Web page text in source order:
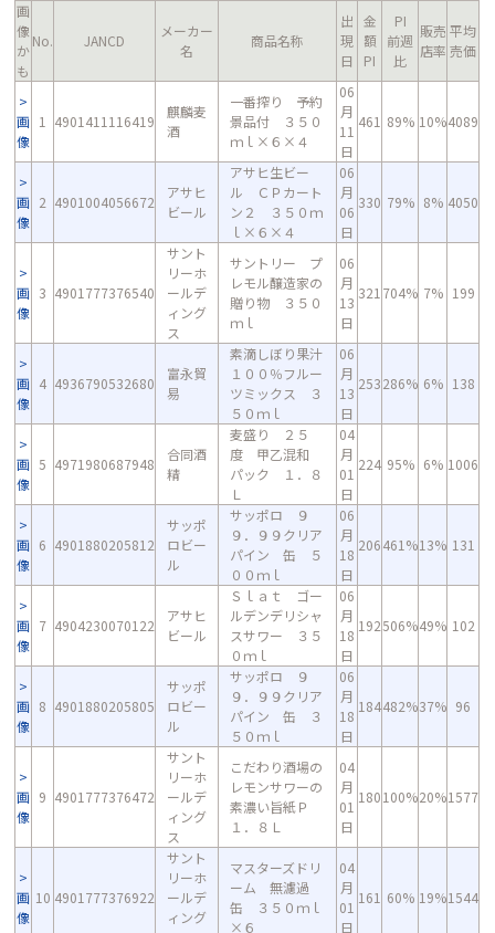
画
像
か
も
No. JANCD
メーカー
名
商品名称
出
現
日
金
額
PI
PI
前週
比
販売
店率
平均
売価
画
像
1 4901411116419
麒麟麦
酒
一番搾り 予約
景品付 ３５０
ｍｌ×６×４
06
月
11
日
461 89% 10%4089
画
像
2 4901004056672
アサヒ
ビール
アサヒ生ビー
ル ＣＰカート
ン２ ３５０ｍ
ｌ×６×４
06
月
06
日
330 79% 8% 4050
画
像
3 4901777376540
サント
リーホ
ールデ
ィング
ス
サントリー プ
レモル醸造家の
贈り物 ３５０
ｍｌ
06
月
13
日
321 704% 7% 199
画
像
4 4936790532680
富永貿
易
素滴しぼり果汁
１００％フルー
ツミックス ３
５０ｍｌ
06
月
13
日
253286% 6% 138
画
像
5 4971980687948
合同酒
精
麦盛り ２５
度 甲乙混和
パック １．８
Ｌ
04
月
01
日
224 95% 6% 1006
画
像
6 4901880205812
サッポ
ロビー
ル
サッポロ ９
９．９９クリア
パイン 缶 ５
００ｍｌ
06
月
18
日
206461%13% 131
画
像
7 4904230070122
アサヒ
ビール
Ｓｌａｔ ゴー
ルデンデリシャ
スサワー ３５
０ｍｌ
06
月
18
日
192506%49% 102
画
像
8 4901880205805
サッポ
ロビー
ル
サッポロ ９
９．９９クリア
パイン 缶 ３
５０ｍｌ
06
月
18
日
184482%37% 96
画
像
9 4901777376472
サント
リーホ
ールデ
ィング
ス
こだわり酒場の
レモンサワーの
素濃い旨紙Ｐ
１．８Ｌ
04
月
01
日
180100%20%1577
画
像
10 4901777376922
サント
リーホ
ールデ
ィング
マスターズドリ
ーム 無濾過
缶 ３５０ｍｌ
×６
04
月
01
日
161 60% 19%1544